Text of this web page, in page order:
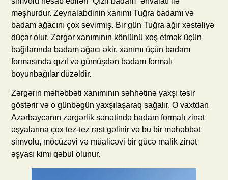
məşhurdur. Zeynalabdinin xanımı Tuğra badamı və
badam ağacını çox sevirmiş. Bir gün Tuğra ağır xəstəliyə
düçar olur. Zərgər xanımının könlünü xoş etmək üçün
bağılarında badam ağacı əkir, xanımı üçün badam
formasında qızıl və gümüşdən badam formalı
boyunbağılar düzəldir.
Zərgərin məhəbbəti xanımının səhhətinə yaxşı təsir
göstərir və o günbəgün yaxşılaşaraq sağalır. O vaxtdan
Azərbaycanın zərgərlik sənətində badam formalı zinət
əşyalarına çox tez-tez rast gəlinir və bu bir məhəbbət
simvolu, möcüzəvi və müalicəvi bir gücə malik zinət
əşyası kimi qəbul olunur.